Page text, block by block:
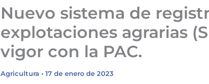
Nuevo sistema de
explotaciones agrarias
vigor con la PAC.
Agricultura • 17 de enero de 2023